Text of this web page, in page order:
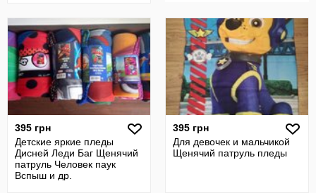
395 грн
Детские яркие пледы
Дисней Леди Баг Щенячий
патруль Человек паук
Вспыш и др.
395 грн
Для девочек и мальчикой
Щенячий патруль пледы